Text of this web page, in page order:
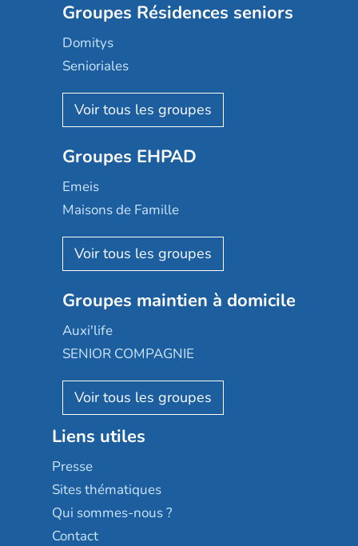
Groupes Résidences seniors
Domitys
Senioriales
Nohée
Les Résidentiels
Mobicap
Domusvi
Happy Senior
Aquarelia
Nexity edenea
Les jardins d'Arcadie
Occitalia
Appartseniors
Reseda
Stella management
Les villages d'or
Sérénys
Résidences services Villa Médicis
Groupes EHPAD
Emeis
Maisons de Famille
Korian
Emera
Groupe SOS
Le Noble Âge
Almage
Résidalya
Groupe aplus
Groupes maintien à domicile
Auxi'life
SENIOR COMPAGNIE
AGE D'OR Services
Liens utiles
Presse
Sites thématiques
Qui sommes-nous ?
Contact